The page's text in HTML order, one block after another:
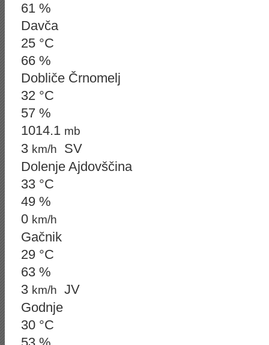
61 %
Davča
25 °C
66 %
Dobliče Črnomelj
32 °C
57 %
1014.1 mb
3 km/h
SV
Dolenje Ajdovščina
33 °C
49 %
0 km/h
Gačnik
29 °C
63 %
3 km/h
JV
Godnje
30 °C